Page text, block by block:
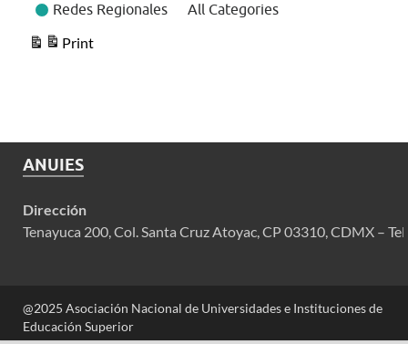
Redes Regionales
All Categories
Print
View
ANUIES
Dirección
Tenayuca 200, Col. Santa Cruz Atoyac, CP 03310, CDMX –
@2025 Asociación Nacional de Universidades e Instituciones de
Educación Superior